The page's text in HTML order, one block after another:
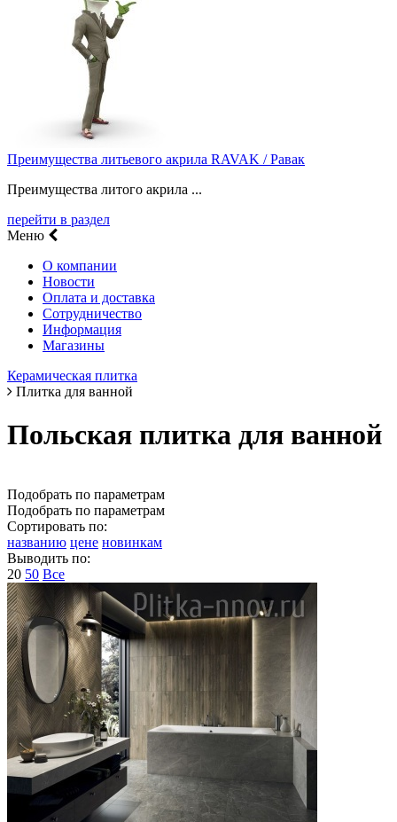
Преимущества литьевого акрила RAVAK / Равак
Преимущества литого акрила ...
перейти в раздел
Меню
О компании
Новости
Оплата и доставка
Сотрудничество
Информация
Магазины
Керамическая плитка
Плитка для ванной
Польская плитка для ванной
Подобрать по параметрам
Подобрать по параметрам
Сортировать по:
названию цене новинкам
Выводить по:
20 50 Все